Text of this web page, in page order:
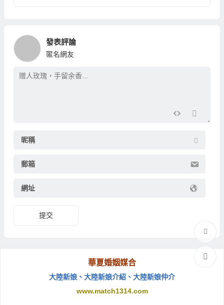
發表評論
匿名網友
昵稱
郵箱
網址
提交
華夏婚姻媒合
大陸新娘 、 大陸新娘介紹 、 大陸新娘仲介
www.match1314.com